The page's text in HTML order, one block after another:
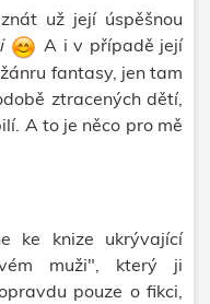
už její úspěšnou
A i v případě její
fantasy, jen tam
ztracených dětí,
A to je něco pro mě
ke knize ukrývající
muži", který ji
pouze o fikci,